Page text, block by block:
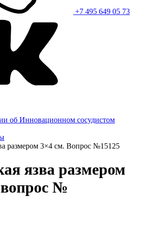
+7 495 649 05 73
об Инновационном сосудистом
размером 3×4 см. Вопрос №15125
язва размером
№